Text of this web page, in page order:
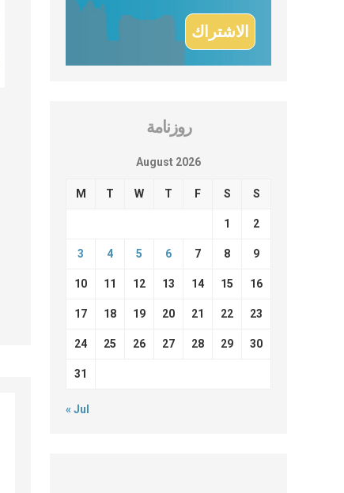
روزنامة
August 2026
M T W T F S S
1 2
3 4 5 6 7 8 9
10 11 12 13 14 15 16
17 18 19 20 21 22 23
24 25 26 27 28 29 30
31
« Jul